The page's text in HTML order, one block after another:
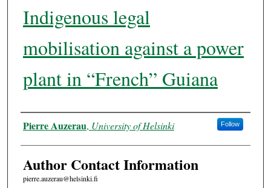
Indigenous legal
mobilisation against a power
plant in “French” Guiana
Authors
Pierre Auzerau, University of Helsinki Follow
Author Contact Information
pierre.auzerau@helsinki.fi